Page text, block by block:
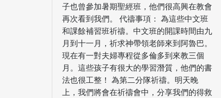
子也曾參加暑期聖經班，他們很高興在教會
再次看到我們。 代禱事項： 為這些中文班
和課餘補習班祈禱。中文班的開課時間由九
月到十一月，祈求神帶領老師來到阿魯巴。
現在有一對夫婦專程從多倫多到來教三個
月。這些孩子有很大的學習潛質，他們的書
法也很工整！ 為第二分隊祈禱。明天晚
上，我們將會在祈禱會中，分享我們的得救